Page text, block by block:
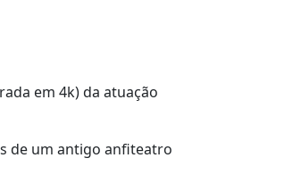
em 4k) da atuação
de um antigo anfiteatro